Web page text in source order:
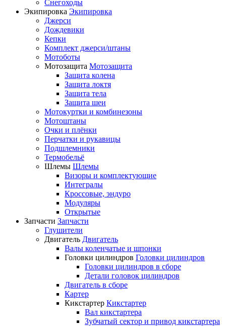
Снегоходы
Экипировка Экипировка
Джерси
Дождевики
Кепки
Комплект джерси/штаны
Мотоботы
Мотозащита Мотозащита
Защита колена
Защита локтя
Защита тела
Защита шеи
Мотокуртки и комбинезоны
Мотоштаны
Очки и плёнки
Перчатки и рукавицы
Подшлемники
Термобельё
Шлемы Шлемы
Визоры и комплектующие
Интегралы
Кроссовые, эндуро
Модуляры
Открытые
Запчасти Запчасти
Глушители
Двигатель Двигатель
Валы коленчатые и шпонки
Головки цилиндров Головки цилиндров
Головки цилиндров в сборе
Детали головок цилиндров
Двигатель в сборе
Картер
Кикстартер Кикстартер
Вал кикстартера
Зубчатый сектор и привод кикстартера